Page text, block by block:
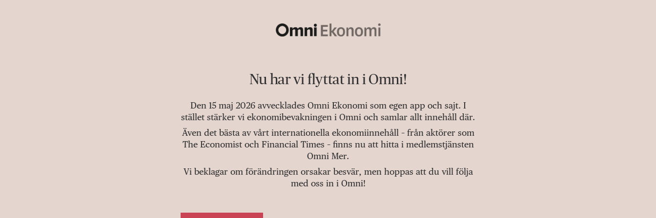
Nu har vi flyttat in i Omni!
Den 15 maj 2026 avvecklades Omni Ekonomi som egen app och sajt. I
stället stärker vi ekonomibevakningen i Omni och samlar allt innehåll där.
Även det bästa av vårt internationella ekonomiinnehåll – från aktörer som
The Economist och Financial Times – finns nu att hitta i medlemstjänsten
Omni Mer.
Vi beklagar om förändringen orsakar besvär, men hoppas att du vill följa
med oss in i Omni!